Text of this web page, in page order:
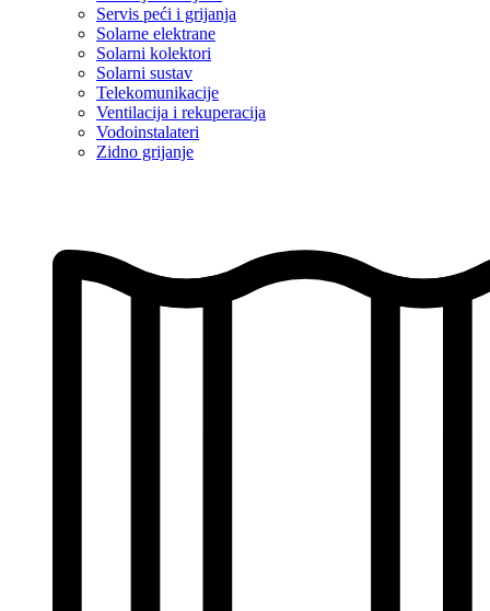
Servis peći i grijanja
Solarne elektrane
Solarni kolektori
Solarni sustav
Telekomunikacije
Ventilacija i rekuperacija
Vodoinstalateri
Zidno grijanje